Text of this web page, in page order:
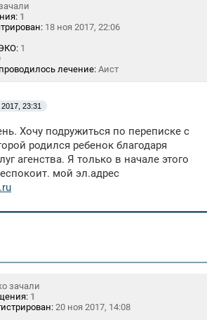
1
18 ноя 2017, 22:06
1
лечение: Аист
23:31
Хочу подружиться по переписке с
родился ребенок благодаря
агенства. Я только в начале этого
мой эл.адрес
зачали
1
20 ноя 2017, 14:08